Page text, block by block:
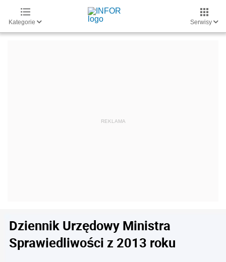
Kategorie Serwisy
Dziennik Urzędowy Ministra
Sprawiedliwości z 2013 roku